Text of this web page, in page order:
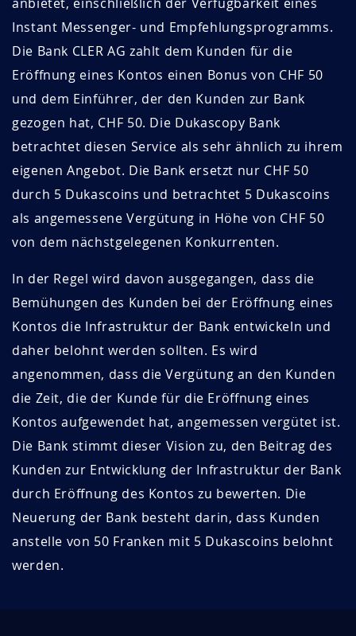
Instant Messenger- und Empfehlungsprogramms.
Die Bank CLER AG zahlt dem Kunden für die
Eröffnung eines Kontos einen Bonus von CHF 50
und dem Einführer, der den Kunden zur Bank
gezogen hat, CHF 50. Die Dukascopy Bank
betrachtet diesen Service als sehr ähnlich zu ihrem
eigenen Angebot. Die Bank ersetzt nur CHF 50
durch 5 Dukascoins und betrachtet 5 Dukascoins
als angemessene Vergütung in Höhe von CHF 50
von dem nächstgelegenen Konkurrenten.
In der Regel wird davon ausgegangen, dass die
Bemühungen des Kunden bei der Eröffnung eines
Kontos die Infrastruktur der Bank entwickeln und
daher belohnt werden sollten. Es wird
angenommen, dass die Vergütung an den Kunden
die Zeit, die der Kunde für die Eröffnung eines
Kontos aufgewendet hat, angemessen vergütet ist.
Die Bank stimmt dieser Vision zu, den Beitrag des
Kunden zur Entwicklung der Infrastruktur der Bank
durch Eröffnung des Kontos zu bewerten. Die
Neuerung der Bank besteht darin, dass Kunden
anstelle von 50 Franken mit 5 Dukascoins belohnt
werden.